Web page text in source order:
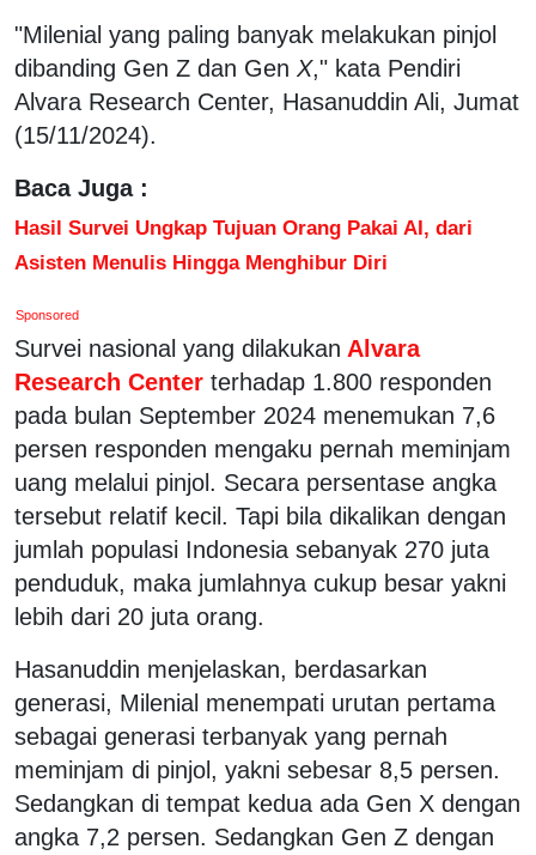
"Milenial yang paling banyak melakukan pinjol
dibanding Gen Z dan Gen X," kata Pendiri
Alvara Research Center, Hasanuddin Ali, Jumat
(15/11/2024).
Baca Juga :
Hasil Survei Ungkap Tujuan Orang Pakai AI, dari
Asisten Menulis Hingga Menghibur Diri
Sponsored
Survei nasional yang dilakukan Alvara
Research Center terhadap 1.800 responden
pada bulan September 2024 menemukan 7,6
persen responden mengaku pernah meminjam
uang melalui pinjol. Secara persentase angka
tersebut relatif kecil. Tapi bila dikalikan dengan
jumlah populasi Indonesia sebanyak 270 juta
penduduk, maka jumlahnya cukup besar yakni
lebih dari 20 juta orang.
Hasanuddin menjelaskan, berdasarkan
generasi, Milenial menempati urutan pertama
sebagai generasi terbanyak yang pernah
meminjam di pinjol, yakni sebesar 8,5 persen.
Sedangkan di tempat kedua ada Gen X dengan
angka 7,2 persen. Sedangkan Gen Z dengan